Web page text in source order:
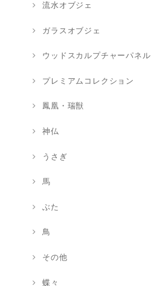
流水オブジェ
ガラスオブジェ
ウッドスカルプチャーパネル
プレミアムコレクション
鳳凰・瑞獣
神仏
うさぎ
馬
ぶた
鳥
その他
蝶々